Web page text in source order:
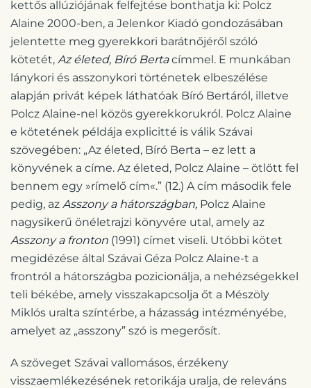
kettős allúziójának felfejtése bonthatja ki: Polcz
Alaine 2000-ben, a Jelenkor Kiadó gondozásában
jelentette meg gyerekkori barátnőjéről szóló
kötetét, Az életed, Bíró Bertacímmel. E munkában
lánykori és asszonykori történetek elbeszélése
alapján privát képek láthatóak Bíró Bertáról, illetve
Polcz Alaine-nel közös gyerekkorukról. Polcz Alaine
e kötetének példája explicitté is válik Szávai
szövegében: „Az életed, Bíró Berta – ez lett a
könyvének a címe. Az életed, Polcz Alaine – ötlött fel
bennem egy »rímelő cím«.” (12.) A cím második fele
pedig, az Asszony a hátországban, Polcz Alaine
nagysikerű önéletrajzi könyvére utal, amely az
Asszony a fronton (1991) címet viseli. Utóbbi kötet
megidézése által Szávai Géza Polcz Alaine-t a
frontról a hátországba pozicionálja, a nehézségekkel
teli békébe, amely visszakapcsolja őt a Mészöly
Miklós uralta színtérbe, a házasság intézményébe,
amelyet az „asszony” szó is megerősít.
A szöveget Szávai vallomásos, érzékeny
visszaemlékezésének retorikája uralja, de releváns